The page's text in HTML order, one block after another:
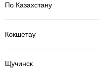
По Казахстану
Кокшетау
Щучинск